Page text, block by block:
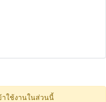
าใช้งานในส่วนนี้